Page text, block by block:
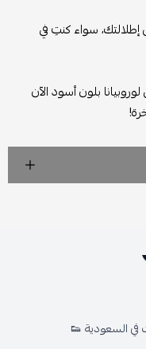
سواء كنتِ في
بلون أسود الآن
السعودية 👟